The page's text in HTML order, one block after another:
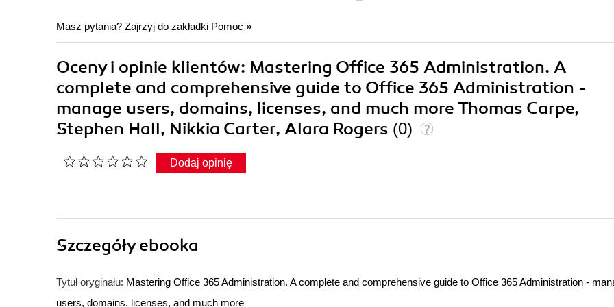
Masz pytania? Zajrzyj do zakładki Pomoc »
Oceny i opinie klientów: Mastering Office 365 Administration. A
complete and comprehensive guide to Office 365 Administration -
manage users, domains, licenses, and much more Thomas Carpe,
Stephen Hall, Nikkia Carter, Alara Rogers (0)
Dodaj opinię
Szczegółyebooka
Tytuł oryginału: Mastering Office 365 Administration. A complete and comprehensive guide to Office 365 Administration -
users, domains, licenses, and much more